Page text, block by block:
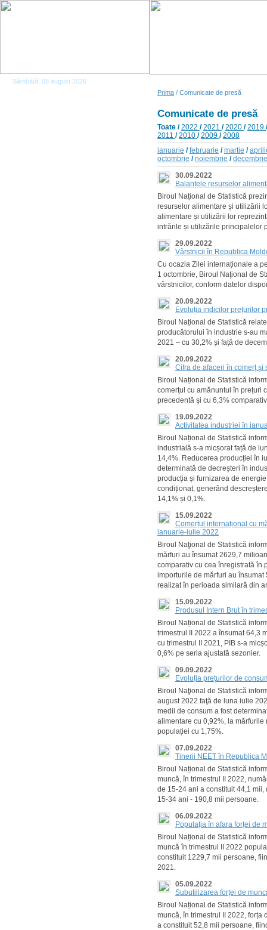
Sâmbătă, 08 august 2026
Prima / Comunicate de presă
Comunicate de presă
Toate /2022 /2021 /2020 /2019
2011 /2010 /2009 /2008
ianuarie /februarie /martie /
octombrie /noiembrie /decembrie
30.09.2022
Balanțele resurselor
Biroul Național de Statistică
resurselor alimentare și utilizării
alimentare și utilizării lor
intrările și utilizările principalelor
29.09.2022
Vârstnicii în Republica
Cu ocazia Zilei internaționale a
1 octombrie, Biroul Naţional de
vârstnicilor, conform datelor
20.09.2022
Evoluția indicilor prețurilor
Biroul Național de Statistică
producătorului în industrie s-au
2021 – cu 30,2% și față de
20.09.2022
Cifra de afaceri în comerţ
Biroul Național de Statistică
comerţul cu amănuntul în prețuri
precedentă şi cu 6,3%
19.09.2022
Activitatea industriei în
Biroul Național de Statistică
industrială s-a micșorat față de
14,4%. Reducerea producției în
determinată de decreșteri în
producția și furnizarea de
condiționat, generând
14,1% și 0,1%.
15.09.2022
Comerțul internațional cu
ianuarie-iulie 2022
Biroul Naţional de Statistică
mărfuri au însumat 2629,7
comparativ cu cea înregistrată în
importurile de mărfuri au
realizat în perioada similară din
15.09.2022
Produsul Intern Brut în
Biroul Național de Statistică
trimestrul II 2022 a însumat 64,3
cu trimestrul II 2021, PIB s-a
0,6% pe seria ajustată sezonier.
09.09.2022
Evoluția preţurilor de
Biroul Naţional de Statistică
august 2022 faţă de luna iulie
medii de consum a fost
alimentare cu 0,92%, la
populației cu 1,75%.
07.09.2022
Tinerii NEET în Republica
Biroul Național de Statistică
muncă, în trimestrul II 2022,
de 15-24 ani a constituit 44,1
15-34 ani - 190,8 mii persoane.
06.09.2022
Populația în afara forței de
Biroul Național de Statistică
muncă în trimestrul II 2022
constituit 1229,7 mii persoane,
2021.
05.09.2022
Subutilizarea forței de
Biroul Național de Statistică
muncă, în trimestrul II 2022, forța
a constituit 52,8 mii persoane,